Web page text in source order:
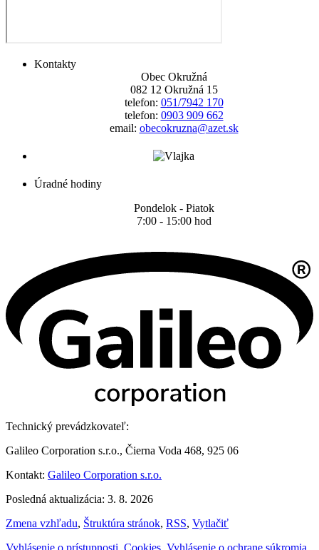
Kontakty
Obec Okružná
082 12 Okružná 15
telefon: 051/7942 170
telefon: 0903 909 662
email: obecokruzna@azet.sk
Úradné hodiny
Pondelok - Piatok
7:00 - 15:00 hod
Technický prevádzkovateľ:
Galileo Corporation s.r.o., Čierna Voda 468, 925 06
Kontakt: Galileo Corporation s.r.o.
Posledná aktualizácia: 3. 8. 2026
Zmena vzhľadu, Štruktúra stránok, RSS, Vytlačiť